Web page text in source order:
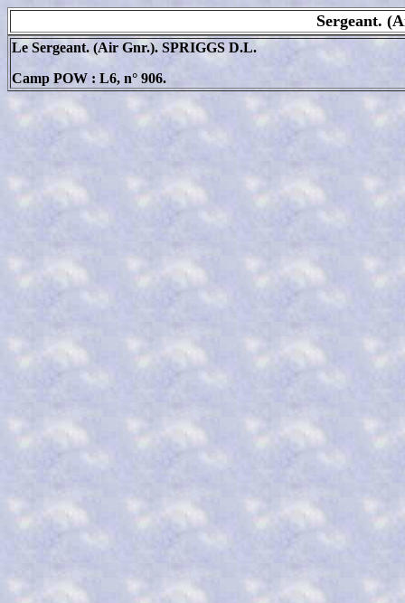
Sergeant.
Le Sergeant. (Air Gnr.). SPRIGGS D.L.
Camp POW : L6, n° 906.